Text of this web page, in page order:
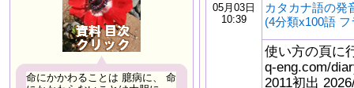
命にかかわることは 臆病に、 命
05月03日
10:39
カタカナ語の発
(4分類x100語
使い方の頁に
q-eng.com/
2011初出